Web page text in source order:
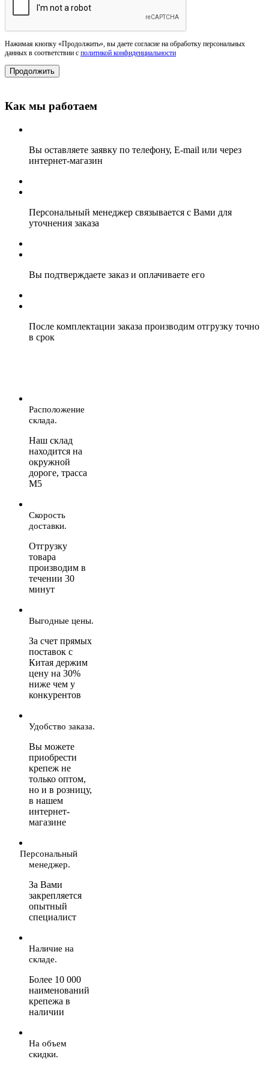
Нажимая кнопку «Продолжить», вы даете согласие на обработку персональных
данных в соответствии с политикой конфиденциальности
Как мы работаем
Вы оставляете заявку по телефону, E-mail или через
интернет-магазин
Персональный менеджер связывается с Вами для
уточнения заказа
Вы подтверждаете заказ и оплачиваете его
После комплектации заказа производим отгрузку точно
в срок
Расположение
склада.
Наш склад
находится на
окружной
дороге, трасса
М5
Скорость
доставки.
Отгрузку
товара
производим в
течении 30
минут
Выгодные цены.
За счет прямых
поставок с
Китая держим
цену на 30%
ниже чем у
конкурентов
Удобство заказа.
Вы можете
приобрести
крепеж не
только оптом,
но и в розницу,
в нашем
интернет-
магазине
Персональный
менеджер.
За Вами
закрепляется
опытный
специалист
Наличие на
складе.
Более 10 000
наименований
крепежа в
наличии
На объем
скидки.